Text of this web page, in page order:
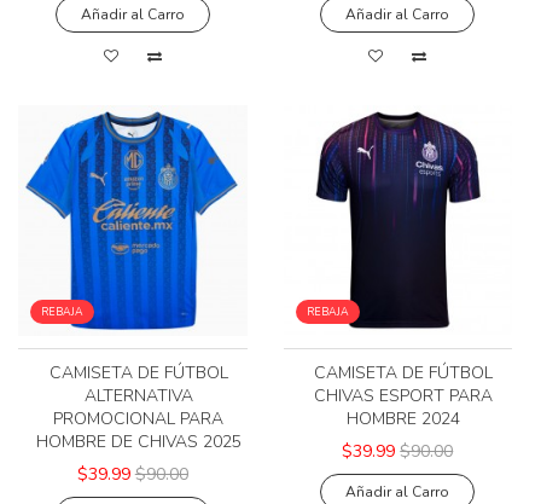
Añadir al Carro Añadir al Carro
REBAJA
CAMISETA DE FÚTBOL
ALTERNATIVA
PROMOCIONAL PARA
HOMBRE DE CHIVAS 2025
$39.99 $90.00
REBAJA
CAMISETA DE FÚTBOL
CHIVAS ESPORT PARA
HOMBRE 2024
$39.99 $90.00
Añadir al Carro